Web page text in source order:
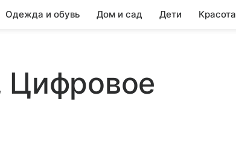
Одежда и обувь Дом и сад Дети Красота
Цифровое